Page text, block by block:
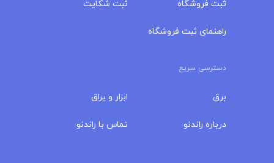
ثبت فروشگاه
راهنمای ثبت فروشگاه
ثبت شکایت
دسترسی سریع
برق
درباره‌ راندنو
ابزار و یراق
تماس با راندنو